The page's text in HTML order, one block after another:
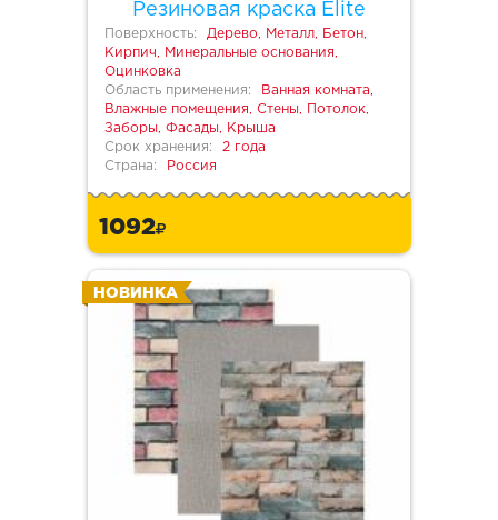
Резиновая краска Elite
Поверхность:
Дерево, Металл, Бетон,
Кирпич, Минеральные основания,
Оцинковка
Область применения:
Ванная комната,
Влажные помещения, Стены, Потолок,
Заборы, Фасады, Крыша
Срок хранения:
2 года
Страна:
Россия
1092
НОВИНКА